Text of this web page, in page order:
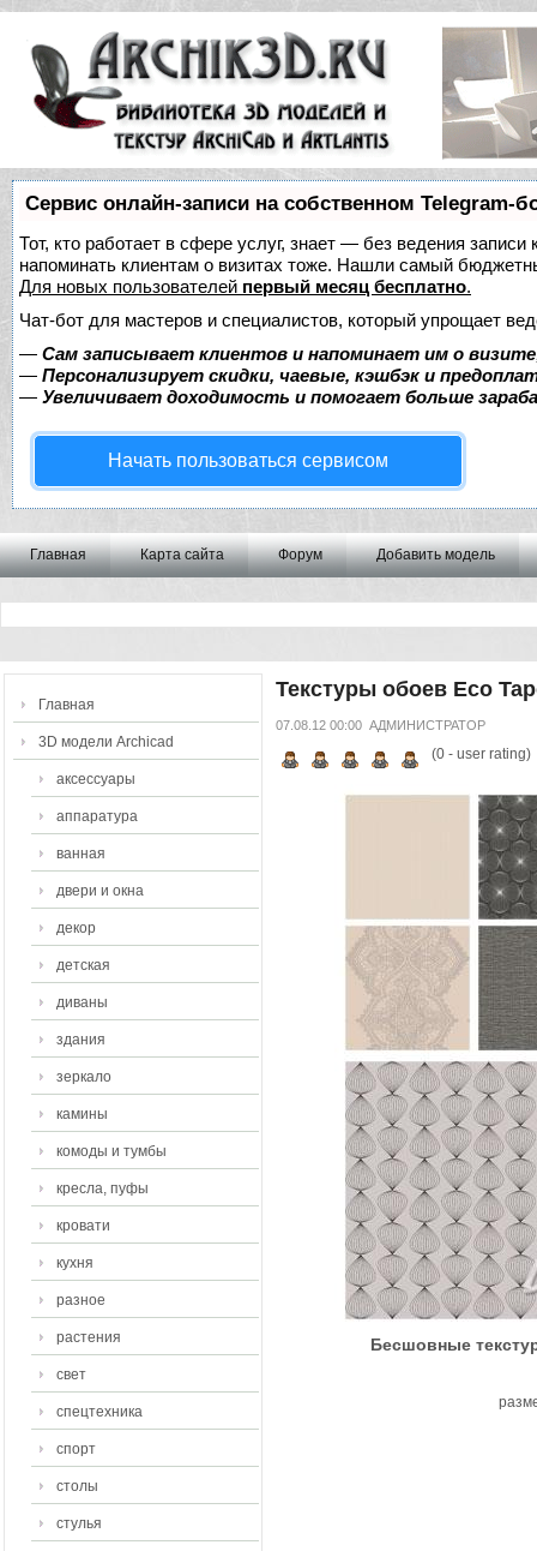
Сервис онлайн-записи на собственном Telegram-
Тот, кто работает в сфере услуг, знает — без ведения
напоминать клиентам о визитах тоже. Нашли самый
Для новых пользователей первый месяц бесплатно.
Чат-бот для мастеров и специалистов, который упрощает
— Сам записывает клиентов и напоминает им о
— Персонализирует скидки, чаевые, кэшбэк и
— Увеличивает доходимость и помогает больше
Начать пользоваться сервисом
Главная Карта сайта Форум Добавить модель
Главная
3D модели Archicad
аксессуары
аппаратура
ванная
двери и окна
декор
детская
диваны
здания
зеркало
камины
комоды и тумбы
кресла, пуфы
кровати
кухня
разное
растения
свет
спецтехника
спорт
столы
стулья
Текстуры обоев Eco
07.08.12 00:00 АДМИНИСТРАТОР
(0- user rating)
Бесшовные